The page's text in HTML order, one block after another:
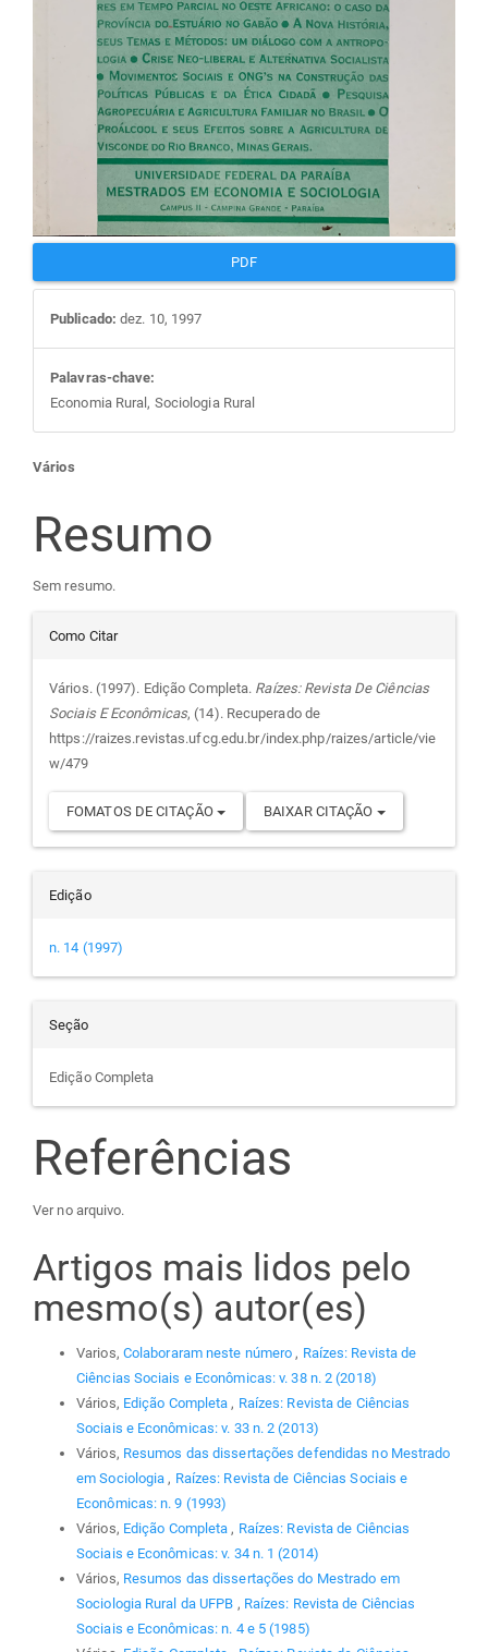
PDF
Publicado: dez. 10, 1997
Palavras-chave:
Economia Rural, Sociologia Rural
Conteúdo
do
artigo
principal
Vários
Resumo
Sem resumo.
Detalhes
do
artigo
Como Citar
Vários. (1997). Edição Completa. Raízes: Revista De Ciências
Sociais E Econômicas, (14). Recuperado de
https://raizes.revistas.ufcg.edu.br/index.php/raizes/article/vie
w/479
FOMATOS DE CITAÇÃO BAIXAR CITAÇÃO
Edição
n. 14 (1997)
Seção
Edição Completa
Referências
Ver no arquivo.
Artigos mais lidos pelo
mesmo(s) autor(es)
Varios, Colaboraram neste número, Raízes: Revista de
Ciências Sociais e Econômicas: v. 38 n. 2 (2018)
Vários, Edição Completa, Raízes: Revista de Ciências
Sociais e Econômicas: v. 33 n. 2 (2013)
Vários, Resumos das dissertações defendidas no Mestrado
em Sociologia, Raízes: Revista de Ciências Sociais e
Econômicas: n. 9 (1993)
Vários, Edição Completa, Raízes: Revista de Ciências
Sociais e Econômicas: v. 34 n. 1 (2014)
Vários, Resumos das dissertações do Mestrado em
Sociologia Rural da UFPB , Raízes: Revista de Ciências
Sociais e Econômicas: n. 4 e 5 (1985)